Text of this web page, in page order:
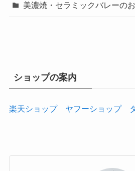
美濃焼・セラミックバレーの
ショップの案内
楽天ショップ ヤフーショップ